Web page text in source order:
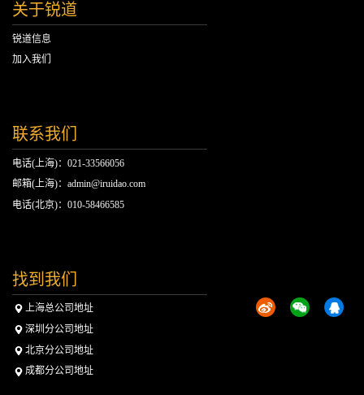
关于锐道
锐道信息
加入我们
联系我们
电话(上海)：021-33566056
邮箱(上海)：admin@iruidao.com
电话(北京)：010-58466585
找到我们
上海总公司地址
深圳分公司地址
北京分公司地址
成都分公司地址